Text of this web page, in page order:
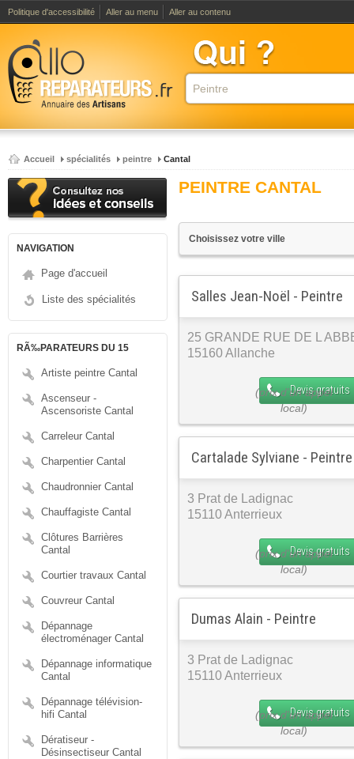
Politique d'accessibilité Aller au menu Aller au contenu
Accueil spécialités peintre Cantal
NAVIGATION
Page d'accueil
Liste des spécialités
RÃ‰PARATEURS DU 15
Artiste peintre Cantal
Ascenseur -
Ascensoriste Cantal
Carreleur Cantal
Charpentier Cantal
Chaudronnier Cantal
Chauffagiste Cantal
Clôtures Barrières
Cantal
Courtier travaux Cantal
Couvreur Cantal
Dépannage
électroménager Cantal
Dépannage informatique
Cantal
Dépannage télévision-
hifi Cantal
Dératiseur -
Désinsectiseur Cantal
PEINTRE CANTAL
Salles Jean-Noël - Peintre
25 GRANDE RUE DE L
15160 Allanche
Devis gratuits
Cartalade Sylviane - Peintre
3 Prat de Ladignac
15110 Anterrieux
Devis gratuits
Dumas Alain - Peintre
3 Prat de Ladignac
15110 Anterrieux
Devis gratuits